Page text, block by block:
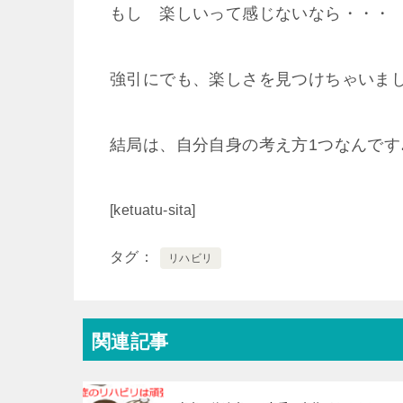
もし 楽しいって感じないなら・・・
強引にでも、楽しさを見つけちゃいま
結局は、自分自身の考え方1つなんです
[ketuatu-sita]
タグ リハビリ
関連記事